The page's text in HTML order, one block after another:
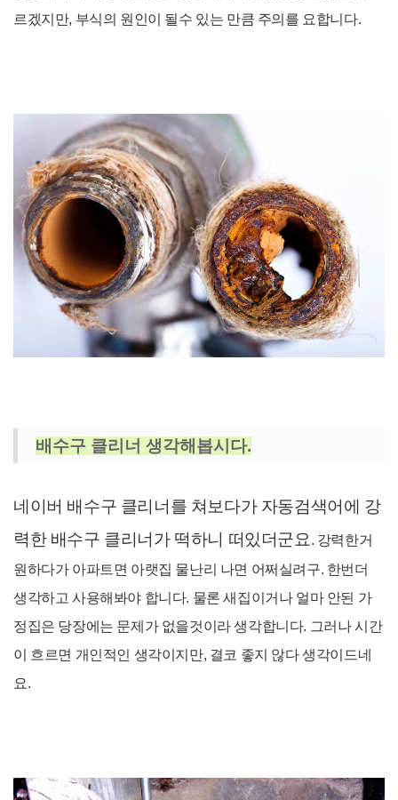
르겠지만, 부식의 원인이 될수 있는 만큼 주의를 요합니다.
배수구 클리너 생각해봅시다.
네이버 배수구 클리너를 쳐보다가 자동검색어에 강
력한 배수구 클리너가 떡하니 떠있더군요 . 강력한거
원하다가 아파트면 아랫집 물난리 나면 어쩌실려구. 한번더
생각하고 사용해봐야 합니다. 물론 새집이거나 얼마 안된 가
정집은 당장에는 문제가 없을것이라 생각합니다. 그러나 시간
이 흐르면 개인적인 생각이지만, 결코 좋지 않다 생각이드네
요.